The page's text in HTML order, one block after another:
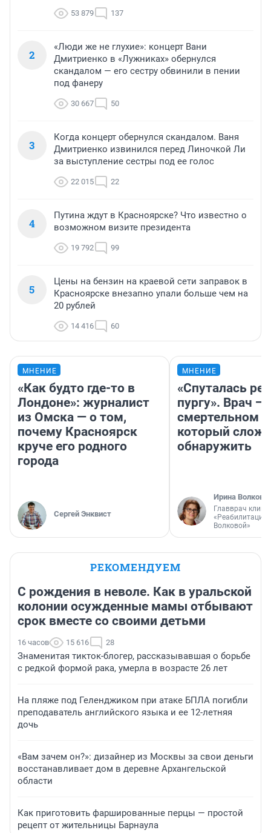
53 879 137
2
«Люди же не глухие»: концерт Вани
Дмитриенко в «Лужниках» обернулся
скандалом — его сестру обвинили в пении
под фанеру
30 667 50
3
Когда концерт обернулся скандалом. Ваня
Дмитриенко извинился перед Линочкой Ли
за выступление сестры под ее голос
22 015 22
4
Путина ждут в Красноярске? Что известно о
возможном визите президента
19 792 99
5
Цены на бензин на краевой сети заправок в
Красноярске внезапно упали больше чем на
20 рублей
14 416 60
МНЕНИЕ
«Как будто где-то в
Лондоне»: журналист
из Омска — о том,
почему Красноярск
круче его родного
города
Сергей Энквист
МНЕНИЕ
«Спуталась
пургу». Врач —
смертельном
который
обнаружить
Ирина Волкова
Главврач
«Реабилитация
Волковой»
РЕКОМЕНДУЕМ
С рождения в неволе. Как в уральской
колонии осужденные мамы отбывают
срок вместе со своими детьми
16 часов 15 616 28
Знаменитая тикток-блогер, рассказывавшая о борьбе
с редкой формой рака, умерла в возрасте 26 лет
На пляже под Геленджиком при атаке БПЛА погибли
преподаватель английского языка и ее 12-летняя
дочь
«Вам зачем он?»: дизайнер из Москвы за свои деньги
восстанавливает дом в деревне Архангельской
области
Как приготовить фаршированные перцы — простой
рецепт от жительницы Барнаула